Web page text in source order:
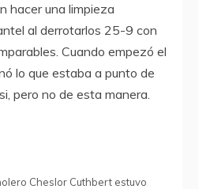
hacer una limpieza
al derrotarlos 25-9 con
Cuando empezó el
lo que estaba a punto de
pero no de esta manera.
Cheslor Cuthbert estuvo